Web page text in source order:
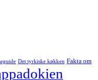
Det tyrkiske køkken Fakta om